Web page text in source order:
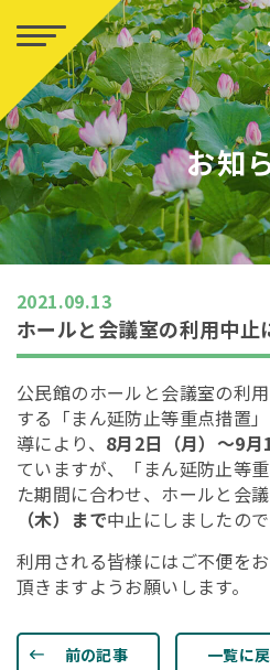
お知
2021.09.13
ホールと会議室の利用中止
公民館のホールと会議室の利
する「まん延防止等重点措置
導により、 8月2日（月）～9
ていますが、「まん延防止等
た期間に合わせ、ホールと会
（木）まで中止にしましたの
利用される皆様にはご不便を
頂きますようお願いします。
前の記事 一覧に